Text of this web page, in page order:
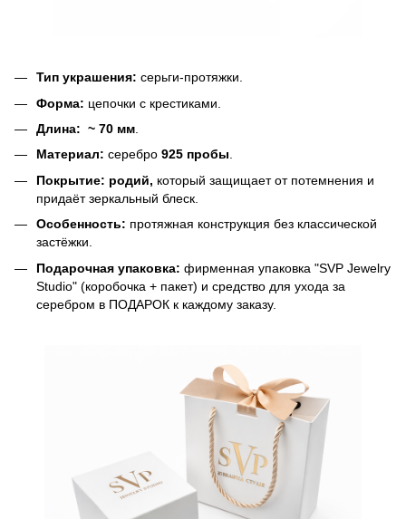
Тип украшения: серьги-протяжки.
Форма: цепочки с крестиками.
Длина: ~ 70 мм
Материал: серебро 925 пробы.
Покрытие: родий, который защищает от потемнения и
придаёт зеркальный блеск.
Особенность: протяжная конструкция без классической
застёжки.
Подарочная упаковка: фирменная упаковка "SVP Jewelry
Studio" (коробочка + пакет) и средство для ухода за
серебром в ПОДАРОК к каждому заказу.